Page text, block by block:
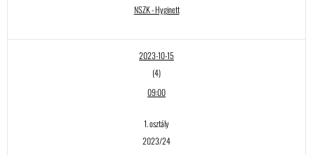
NSZK - Hyginett
2023-10-15
(4)
09:00
1. osztály
2023/24